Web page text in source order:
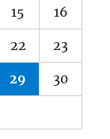
15 16
22 23
29 30